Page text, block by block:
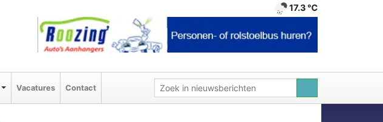
17.3 ℃
Vacatures Contact